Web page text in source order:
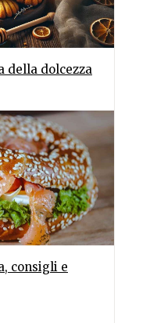
della dolcezza
consigli e